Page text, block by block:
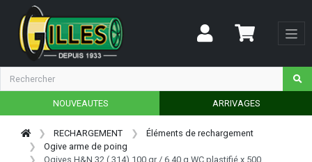
NOUVEAUTES ARRIVAGES
RECHARGEMENT
Éléments de rechargement
Ogive arme de poing
Ogives H&N 32 (.314) 100 gr / 6,40 g WC plastifié x 500